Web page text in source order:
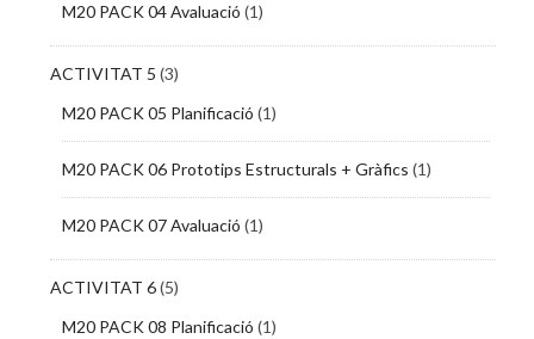
M20 PACK 04 Avaluació (1)
ACTIVITAT 5 (3)
M20 PACK 05 Planificació (1)
M20 PACK 06 Prototips Estructurals + Gràfics (1)
M20 PACK 07 Avaluació (1)
ACTIVITAT 6(5)
M20 PACK 08 Planificació (1)